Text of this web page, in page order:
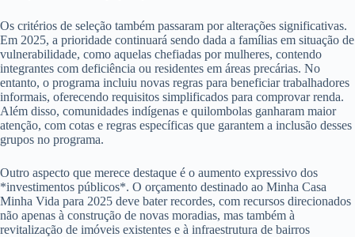
Os critérios de seleção também passaram por alterações significativas.
Em 2025, a prioridade continuará sendo dada a famílias em situação de
vulnerabilidade, como aquelas chefiadas por mulheres, contendo
integrantes com deficiência ou residentes em áreas precárias. No
entanto, o programa incluiu novas regras para beneficiar trabalhadores
informais, oferecendo requisitos simplificados para comprovar renda.
Além disso, comunidades indígenas e quilombolas ganharam maior
atenção, com cotas e regras específicas que garantem a inclusão desses
grupos no programa.
Outro aspecto que merece destaque é o aumento expressivo dos
*investimentos públicos*. O orçamento destinado ao Minha Casa
Minha Vida para 2025 deve bater recordes, com recursos direcionados
não apenas à construção de novas moradias, mas também à
revitalização de imóveis existentes e à infraestrutura de bairros